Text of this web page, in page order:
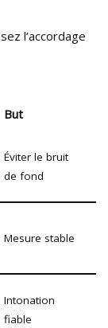
l’accordage
But
Éviter le bruit
de fond
Mesure stable
Intonation
fiable